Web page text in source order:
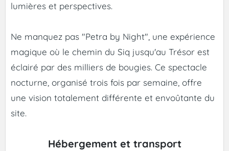
lumières et perspectives.
Ne manquez pas "Petra by Night", une expérience
magique où le chemin du Siq jusqu'au Trésor est
éclairé par des milliers de bougies. Ce spectacle
nocturne, organisé trois fois par semaine, offre
une vision totalement différente et envoûtante du
site.
Hébergement et transport